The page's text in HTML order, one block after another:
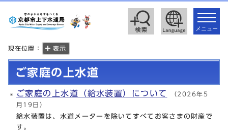
toggle
メニュー
現在位置： 表示
ご家庭の上水道
ご家庭の上水道（給水装置）について
（2026年5
月19日）
給水装置は、水道メーターを除いてすべてお客さまの財産で
す。